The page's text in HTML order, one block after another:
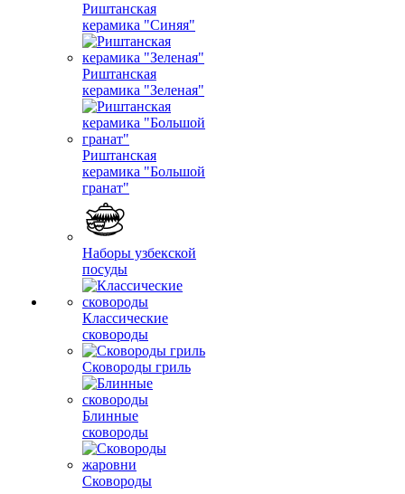
Риштанская
керамика "Синяя"
Риштанская
керамика "Зеленая"
Риштанская
керамика "Большой
гранат"
Наборы узбекской
посуды
Классические
сковороды
Сковороды гриль
Блинные
сковороды
Сковороды